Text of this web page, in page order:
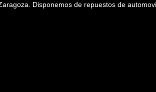
Disponemos de repuestos de